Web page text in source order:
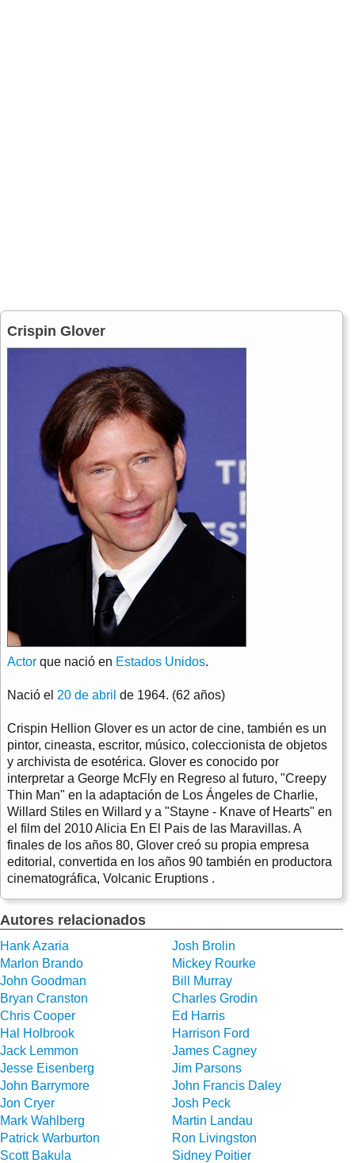
Crispin Glover
Actor que nació en Estados Unidos.
Nació el 20 de abril de 1964. (62 años)
Crispin Hellion Glover es un actor de cine, también es un
pintor, cineasta, escritor, músico, coleccionista de objetos
y archivista de esotérica. Glover es conocido por
interpretar a George McFly en Regreso al futuro, "Creepy
Thin Man" en la adaptación de Los Ángeles de Charlie,
Willard Stiles en Willard y a "Stayne - Knave of Hearts" en
el film del 2010 Alicia En El Pais de las Maravillas. A
finales de los años 80, Glover creó su propia empresa
editorial, convertida en los años 90 también en productora
cinematográfica, Volcanic Eruptions .
Autores relacionados
Hank Azaria
Josh Brolin
Marlon Brando
Mickey Rourke
John Goodman
Bill Murray
Bryan Cranston
Charles Grodin
Chris Cooper
Ed Harris
Hal Holbrook
Harrison Ford
Jack Lemmon
James Cagney
Jesse Eisenberg
Jim Parsons
John Barrymore
John Francis Daley
Jon Cryer
Josh Peck
Mark Wahlberg
Martin Landau
Patrick Warburton
Ron Livingston
Scott Bakula
Sidney Poitier